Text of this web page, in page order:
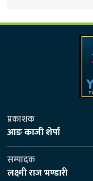
प्रकाशक
आङ काजी शेर्पा
सम्पादक
लक्ष्मी राज भण्डारी